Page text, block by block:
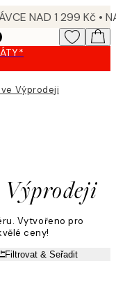
Výprodeji
Výprodeji
Vytvořeno pro
ceny!
Filtrovat & Seřadit